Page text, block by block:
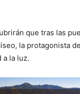
que tras las
la protagonista
a la luz.